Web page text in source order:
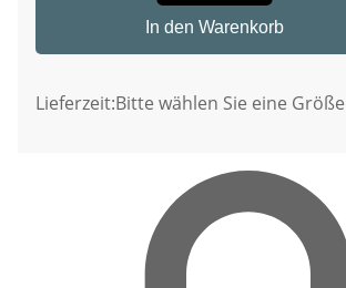
In den Warenkorb
Lieferzeit:Bitte wählen Sie eine Größe